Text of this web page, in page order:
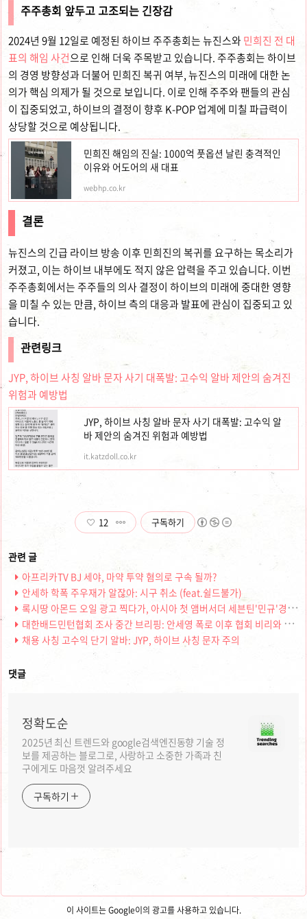
주주총회 앞두고 고조되는 긴장감
2024년 9월 12일로 예정된 하이브 주주총회는 뉴진스와 민희진 전 대
표의 해임 사건으로 인해 더욱 주목받고 있습니다. 주주총회는 하이브
의 경영 방향성과 더불어 민희진 복귀 여부, 뉴진스의 미래에 대한 논
의가 핵심 의제가 될 것으로 보입니다. 이로 인해 주주와 팬들의 관심
이 집중되었고, 하이브의 결정이 향후 K-POP 업계에 미칠 파급력이
상당할 것으로 예상됩니다.
민희진 해임의 진실: 1000억 풋옵션 날린 충격적인
이유와 어도어의 새 대표
webhp.co.kr
결론
뉴진스의 긴급 라이브 방송 이후 민희진의 복귀를 요구하는 목소리가
커졌고, 이는 하이브 내부에도 적지 않은 압력을 주고 있습니다. 이번
주주총회에서는 주주들의 의사 결정이 하이브의 미래에 중대한 영향
을 미칠 수 있는 만큼, 하이브 측의 대응과 발표에 관심이 집중되고 있
습니다.
관련링크
JYP, 하이브 사칭 알바 문자 사기 대폭발: 고수익 알바 제안의 숨겨진
위험과 예방법
JYP, 하이브 사칭 알바 문자 사기 대폭발: 고수익 알
바 제안의 숨겨진 위험과 예방법
it.katzdoll.co.kr
12 구독하기
아프리카TV BJ 세야, 마약 투약 혐의로 구속 될까?
안세하 학폭 주우재가 알잖아: 시구 취소 (feat.쉴드불가)
록시땅 아몬드 오일 광고 찍다가, 아시아 첫 앰버서더 세븐틴'민규'경찰 접수
대한배드민턴협회 조사 중간 브리핑: 안세영 폭로 이후 협회 비리와 제도 개선 필요성
채용 사칭 고수익 단기 알바: JYP, 하이브 사칭 문자 주의
댓글
정확도순
2025년 최신 트렌드와 google검색엔진동향 기술 정
보를 제공하는 블로그로, 사랑하고 소중한 가족과 친
구에게도 마음껏 알려주세요
구독하기
이 사이트는 Google이의 광고를 사용하고 있습니다.